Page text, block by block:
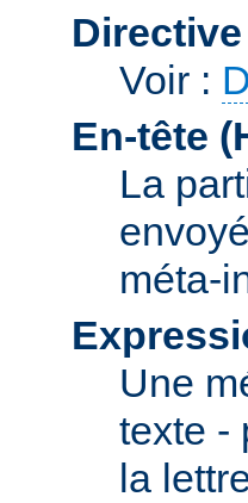
Voir :
En-tête
La
méta-
Une
texte -
la